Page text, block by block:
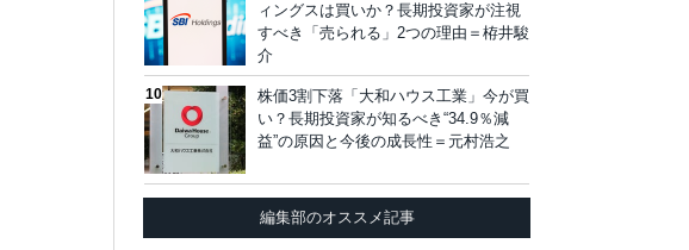
ィングスは買いか？長期投資家が注視
すべき「売られる」2つの理由＝栫井駿
介
株価3割下落「大和ハウス工業」今が買
い？長期投資家が知るべき“34.9％減
益”の原因と今後の成長性＝元村浩之
編集部のオススメ記事